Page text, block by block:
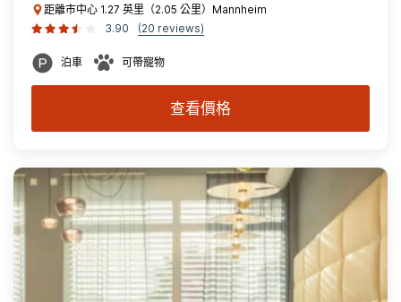
距離市中心 1.27 英里（2.05 公里）Mannheim
3.90
(20 reviews)
泊車 可帶寵物
查看價格